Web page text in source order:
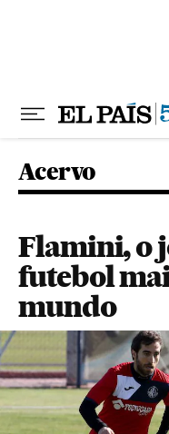
Acervo
Flamini, o
futebol
mundo